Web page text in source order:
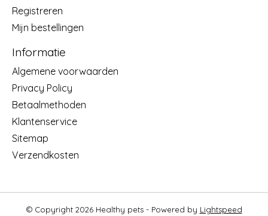
Registreren
Mijn bestellingen
Informatie
Algemene voorwaarden
Privacy Policy
Betaalmethoden
Klantenservice
Sitemap
Verzendkosten
© Copyright 2026 Healthy pets - Powered by Lightspeed